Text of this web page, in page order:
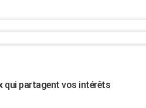
qui partagent vos intérêts